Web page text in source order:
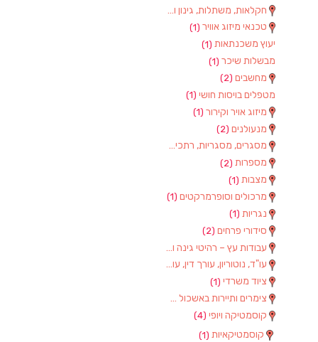
חקלאות, משתלות, גינון וציוד
טכנאי מיזוג אוויר (1)
יעוץ משכנתאות (1)
מבשלות שיכר (1)
מחשבים (2)
מטפלים בויסות חושי (1)
מיזוג אויר וקירור (1)
מנעולנים (2)
מסגרים, מסגריות, רתכים ועבודות מתכת
מספרות (2)
מצבות (1)
מרכולים וסופרמרקטים (1)
נגריות (1)
סידורי פרחים (2)
עבודות עץ – רהיטי גינה וגן
עו"ד, נוטוריון, עורך דין, עורכי דין
ציוד משרדי (1)
צימרים ותיירות באשכול (7)
קוסמטיקה ויופי (4)
קוסמטיקאיות (1)